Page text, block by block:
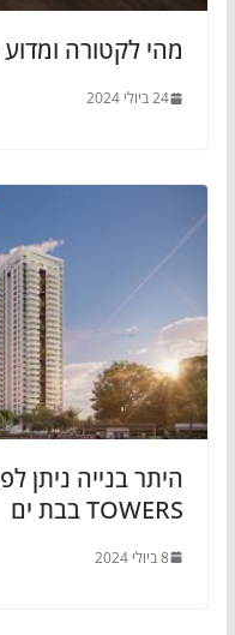
מהי לקטורה
24 ביולי 2024
TOWERS בבת ים
8 ביולי 2024